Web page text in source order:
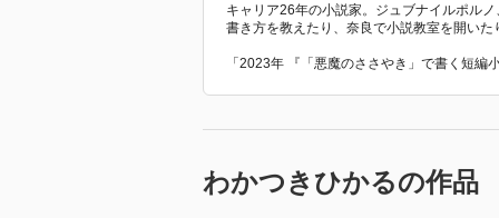
キャリア26年の小説家。ジュブナイルポル
書き方を教えたり、奈良で小説教室を開いた
「2023年 『「悪魔のささやき」で書く短
わかつきひかるの作品